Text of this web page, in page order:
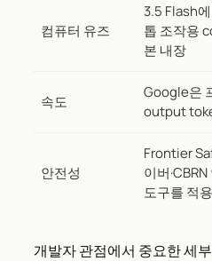
컴퓨터 유즈
3.5 Flash
톱 조작용
본 내장
속도
Google은
output
안전성
Frontier
이버
도구를 적용
개발자 관점에서 중요한 세